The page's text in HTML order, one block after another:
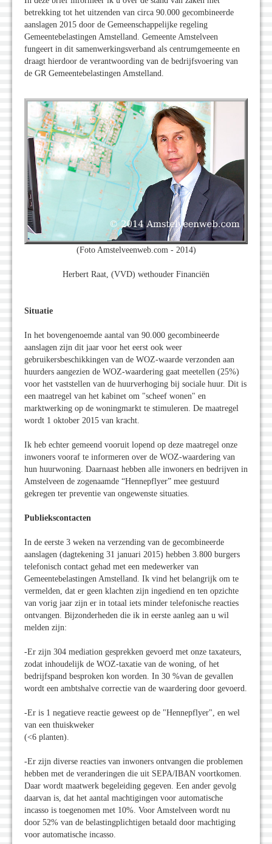
betrekking tot het uitzenden van circa 90.000 gecombineerde
aanslagen 2015 door de Gemeenschappelijke regeling
Gemeentebelastingen Amstelland. Gemeente Amstelveen
fungeert in dit samenwerkingsverband als centrumgemeente en
draagt hierdoor de verantwoording van de bedrijfsvoering van
de GR Gemeentebelastingen Amstelland.
(Foto Amstelveenweb.com - 2014)
Herbert Raat, (VVD) wethouder Financiën
Situatie
In het bovengenoemde aantal van 90.000 gecombineerde
aanslagen zijn dit jaar voor het eerst ook weer
gebruikersbeschikkingen van de WOZ-waarde verzonden aan
huurders aangezien de WOZ-waardering gaat meetellen (25%)
voor het vaststellen van de huurverhoging bij sociale huur. Dit is
een maatregel van het kabinet om "scheef wonen" en
marktwerking op de woningmarkt te stimuleren. De maatregel
wordt 1 oktober 2015 van kracht.
Ik heb echter gemeend vooruit lopend op deze maatregel onze
inwoners vooraf te informeren over de WOZ-waardering van
hun huurwoning. Daarnaast hebben alle inwoners en bedrijven in
Amstelveen de zogenaamde “Hennepflyer” mee gestuurd
gekregen ter preventie van ongewenste situaties.
Publiekscontacten
In de eerste 3 weken na verzending van de gecombineerde
aanslagen (dagtekening 31 januari 2015) hebben 3.800 burgers
telefonisch contact gehad met een medewerker van
Gemeentebelastingen Amstelland. Ik vind het belangrijk om te
vermelden, dat er geen klachten zijn ingediend en ten opzichte
van vorig jaar zijn er in totaal iets minder telefonische reacties
ontvangen. Bijzonderheden die ik in eerste aanleg aan u wil
melden zijn:
-Er zijn 304 mediation gesprekken gevoerd met onze taxateurs,
zodat inhoudelijk de WOZ-taxatie van de woning, of het
bedrijfspand besproken kon worden. In 30 %van de gevallen
wordt een ambtshalve correctie van de waardering door gevoerd.
-Er is 1 negatieve reactie geweest op de "Hennepflyer", en wel
van een thuiskweker
(<6 planten).
-Er zijn diverse reacties van inwoners ontvangen die problemen
hebben met de veranderingen die uit SEPA/IBAN voortkomen.
Daar wordt maatwerk begeleiding gegeven. Een ander gevolg
daarvan is, dat het aantal machtigingen voor automatische
incasso is toegenomen met 10%. Voor Amstelveen wordt nu
door 52% van de belastingplichtigen betaald door machtiging
voor automatische incasso.